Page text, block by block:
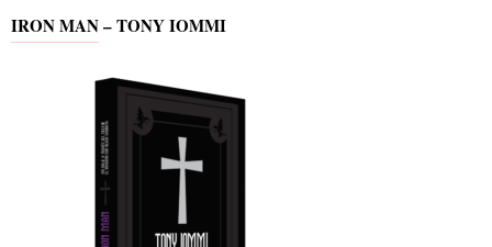
IRON MAN – TONY IOMMI